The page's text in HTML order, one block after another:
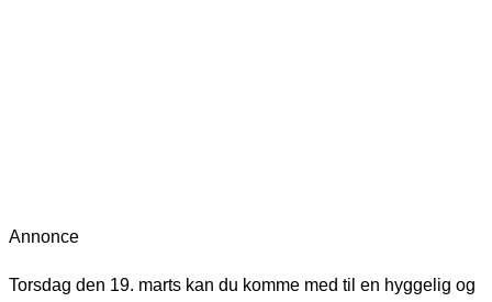
Annonce
Torsdag den 19. marts kan du komme med til en hyggelig og